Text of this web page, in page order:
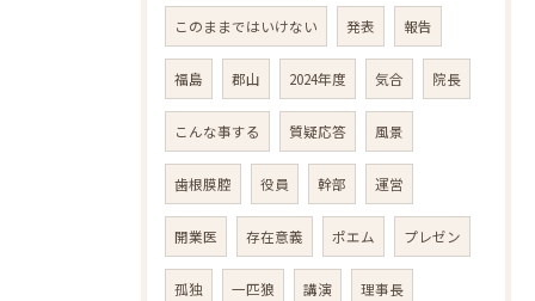
このままではいけない 発表 報告
福島 郡山 2024年度 気合 院長
こんな事する 質疑応答 風景
歯根膜腔 役員 幹部 運営
開業医 存在意義 ポエム プレゼン
孤独 一匹狼 講演 理事長